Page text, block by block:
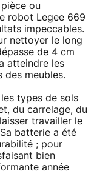
ou
robot Legee 669
impeccables.
nettoyer le long
de 4 cm
atteindre les
des meubles.
types de sols
du carrelage, du
travailler le
batterie a été
; pour
bien
année